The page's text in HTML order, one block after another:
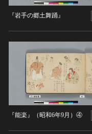
『岩手の郷土舞踊』
『能楽』（昭和6年9月）④
明治 [日本]
昭和 [日本]
平成 [日本]
令和 [日本]
旧石器 [朝鮮半島]
新石器 [朝鮮半島]
青銅器 [朝鮮半島]
水彩
素描
その他
版画
木版画
銅版画
リトグラフ（石
シルクスクリー
指定区分
国宝
重要文化財
登録有形文化財
重要無形文化財
登録無形文化財
記録作成等の措
重要有形民俗文
メディア（動画等）
動画
高画質画像
画像ライセンス
画像ライセンスを選択